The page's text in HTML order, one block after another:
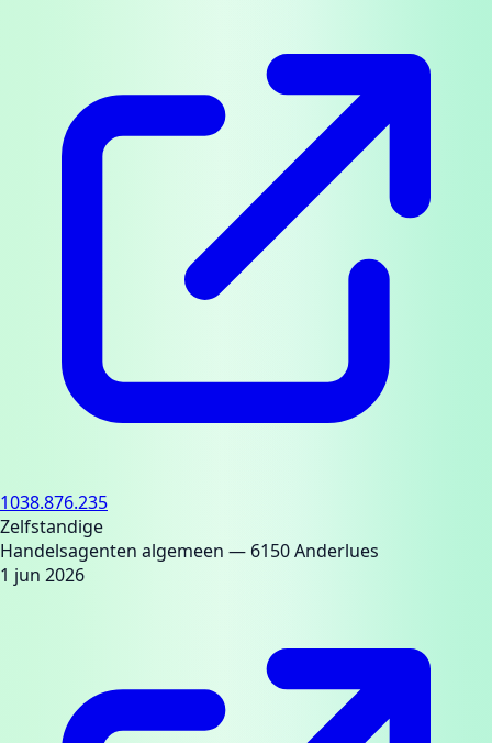
1038.876.235
Zelfstandige
Handelsagenten algemeen — 6150 Anderlues
1 jun 2026